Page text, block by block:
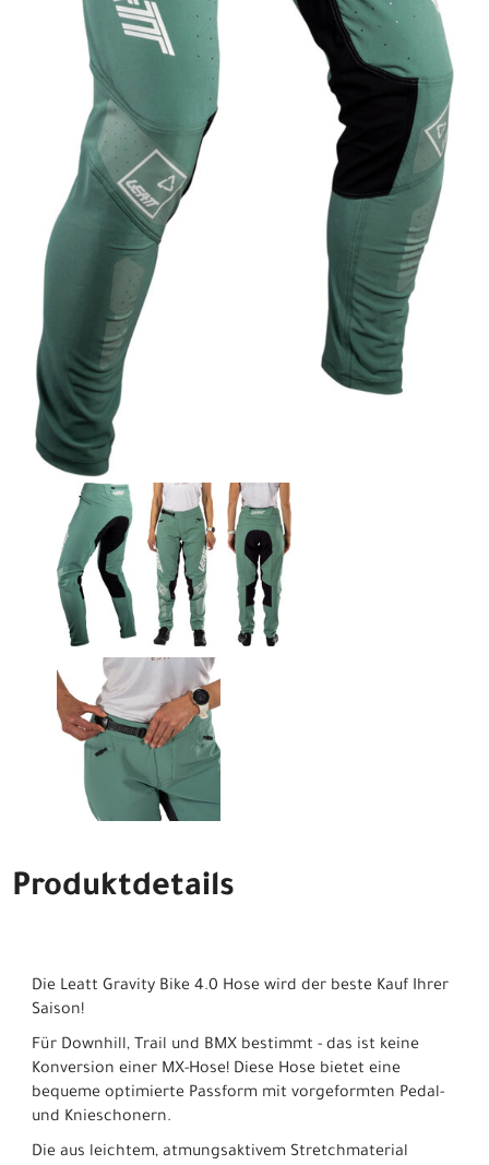
Produktdetails
Die Leatt Gravity Bike 4.0 Hose wird der beste Kauf Ihrer
Saison!
Für Downhill, Trail und BMX bestimmt - das ist keine
Konversion einer MX-Hose! Diese Hose bietet eine
bequeme optimierte Passform mit vorgeformten Pedal-
und Knieschonern.
Die aus leichtem, atmungsaktivem Stretchmaterial